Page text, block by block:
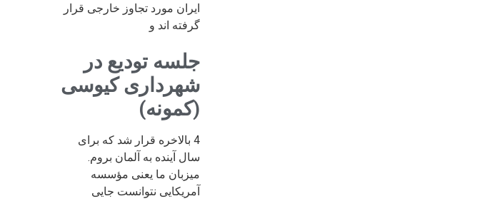
ایران مورد تجاوز خارجی قرار
گرفته اند و
جلسه تودیع در
شهرداری کیوسی
(کمونه)
4 بالاخره قرار شد که برای
سال آینده به آلمان بروم.
میزبان ما یعنی مؤسسه
آمریکایی نتوانست جایی